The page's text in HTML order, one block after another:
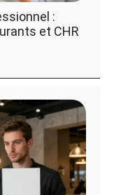
:
et CHR